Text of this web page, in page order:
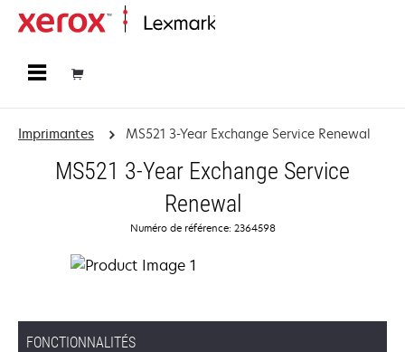
Imprimantes MS521 3-Year Exchange Service Renewal
MS521 3-Year Exchange Service
Renewal
Numéro de référence: 2364598
FONCTIONNALITÉS